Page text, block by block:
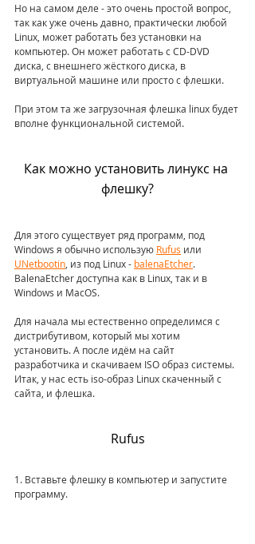
Но на самом деле - это очень простой вопрос,
так как уже очень давно, практически любой
Linux, может работать без установки на
компьютер. Он может работать с CD-DVD
диска, c внешнего жёсткого диска, в
виртуальной машине или просто с флешки.
При этом та же загрузочная флешка linux будет
вполне функциональной системой.
Как можно установить линукс на
флешку?
Для этого существует ряд программ, под
Windows я обычно использую Rufus или
UNetbootin , из под Linux - balenaEtcher.
BalenaEtcher доступна как в Linux, так и в
Windows и MacOS.
Для начала мы естественно определимся с
дистрибутивом, который мы хотим
установить. А после идём на сайт
разработчика и скачиваем ISO образ системы.
Итак, у нас есть iso-образ Linux скаченный с
сайта, и флешка.
Rufus
1. Вставьте флешку в компьютер и запустите
программу.